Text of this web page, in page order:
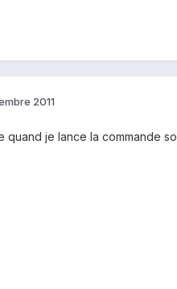
2011
quand je lance la commande